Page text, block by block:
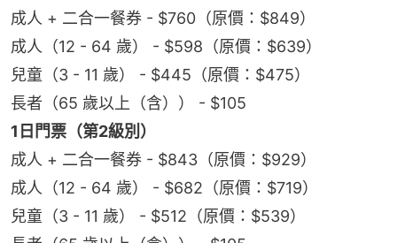
成人 + 二合一餐券 - $760（原價：$849）
成人（12 - 64 歲） - $598（原價：$639）
兒童（3 - 11 歲） - $445（原價：$475）
長者（65 歲以上（含）） - $105
1日門票（第2級別）
成人 + 二合一餐券 - $843（原價：$929）
成人（12 - 64 歲） - $682（原價：$719）
兒童（3 - 11 歲） - $512（原價：$539）